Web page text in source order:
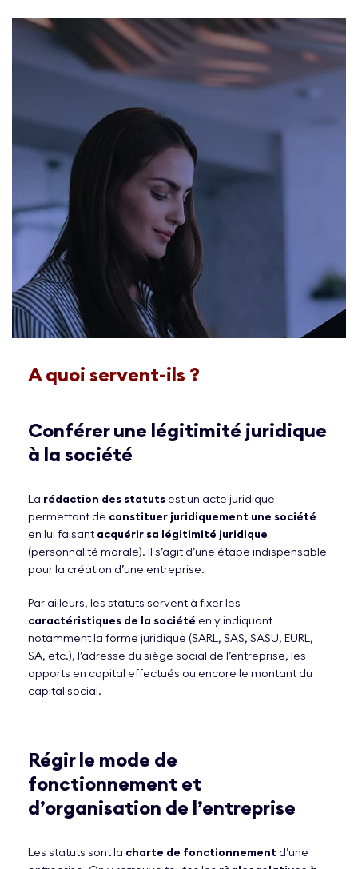
A quoi servent-ils ?
Conférer une légitimité juridique
à la société
La rédaction des statuts est un acte juridique
permettant de constituer juridiquement une société
en lui faisant acquérir sa légitimité juridique
(personnalité morale). Il s’agit d’une étape indispensable
pour la création d’une entreprise.
Par ailleurs, les statuts servent à fixer les
caractéristiques de la société en y indiquant
notamment la forme juridique (SARL, SAS, SASU, EURL,
SA, etc.), l’adresse du siège social de l’entreprise, les
apports en capital effectués ou encore le montant du
capital social.
Régir le mode de
fonctionnement et
d’organisation de l’entreprise
Les statuts sont la charte de fonctionnement d’une